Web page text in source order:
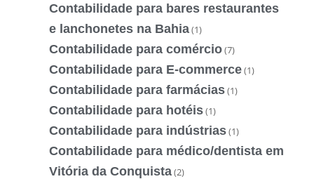
Contabilidade para bares restaurantes
e lanchonetes na Bahia(1)
Contabilidade para comércio(7)
Contabilidade para E-commerce(1)
Contabilidade para farmácias(1)
Contabilidade para hotéis(1)
Contabilidade para indústrias(1)
Contabilidade para médico/dentista em
Vitória da Conquista(2)